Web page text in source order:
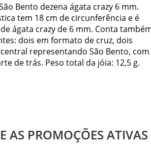
Bento dezena ágata crazy 6 mm.
tem 18 cm de circunferência e é
ágata crazy de 6 mm. Conta
dois em formato de cruz, dois
representando São Bento, com
de trás. Peso total da jóia: 12,5 g.
AS PROMOÇÕES ATIVAS